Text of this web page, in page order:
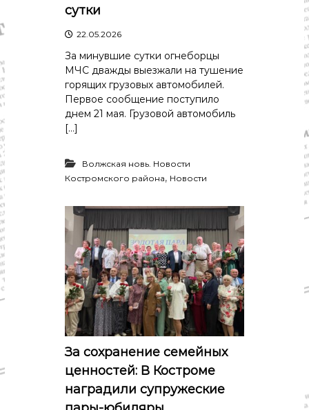
сутки
22.05.2026
За минувшие сутки огнеборцы
МЧС дважды выезжали на тушение
горящих грузовых автомобилей.
Первое сообщение поступило
днем 21 мая. Грузовой автомобиль
[…]
Волжская новь. Новости
Костромского района, Новости
За сохранение семейных
ценностей: В Костроме
наградили супружеские